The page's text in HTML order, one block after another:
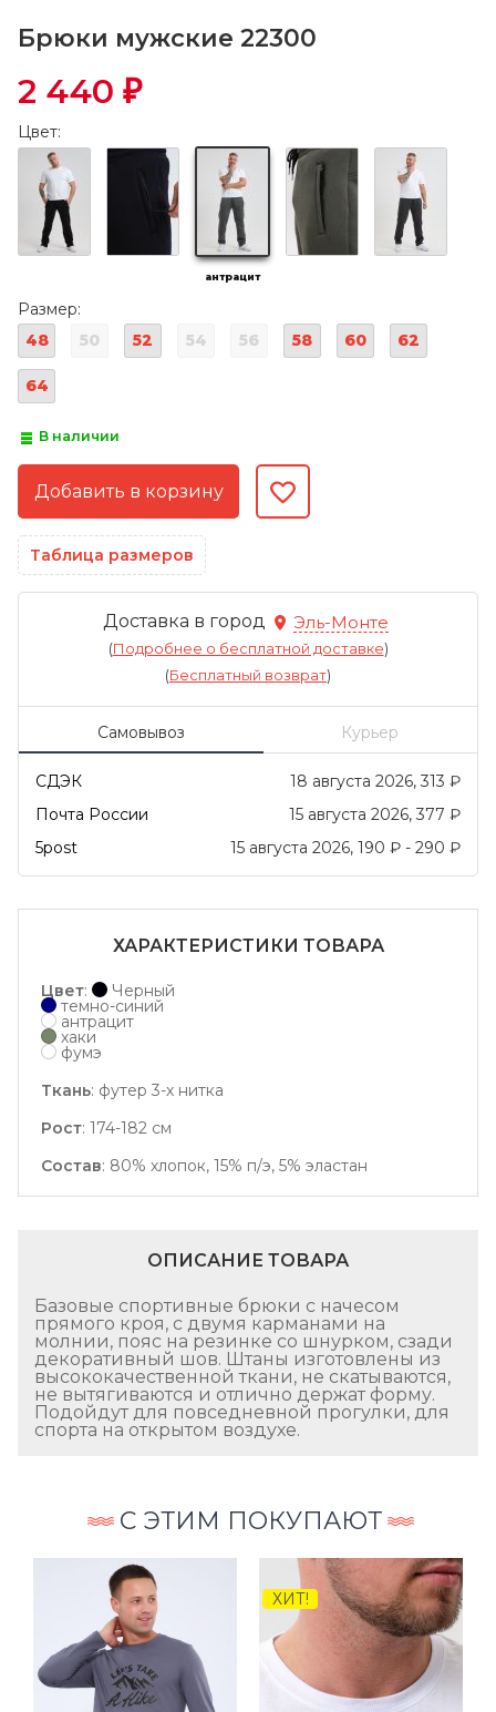
Брюки мужские 22300
2 440 ₽
Цвет:
антрацит
Размер:
48
50 52 54 56 58 60 62
64
В наличии
Таблица размеров
Доставка в город Эль-Монте
(Подробнее о бесплатной доставке)
(Бесплатный возврат)
Самовывоз Курьер
СДЭК 18 августа 2026 313 ₽
Почта России
15 августа 2026 377 ₽
5post
15 августа 2026 190 ₽ - 290 ₽
ХАРАКТЕРИСТИКИ ТОВАРА
Цвет: Черный
темно-синий
антрацит
хаки
фумэ
Ткань: футер 3-х нитка
Рост: 174-182 см
Состав: 80% хлопок, 15% п/э, 5% эластан
ОПИСАНИЕ ТОВАРА
Базовые спортивные брюки с начесом
прямого кроя, с двумя карманами на
молнии, пояс на резинке со шнурком, сзади
декоративный шов. Штаны изготовлены из
высококачественной ткани, не скатываются,
не вытягиваются и отлично держат форму.
Подойдут для повседневной прогулки, для
спорта на открытом воздухе.
С ЭТИМ ПОКУПАЮТ